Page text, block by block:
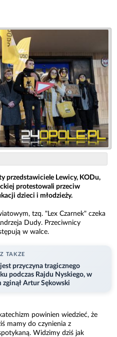
przedstawiciele Lewicy, KODu,
protestowali przeciw
dzieci i młodzieży.
tzq. "Lex Czarnek" czeka
Dudy. Przeciwnicy
w walce.
TAKZE
przyczyna tragicznego
podczas Rajdu Nyskiego, w
zginął Artur Sękowski
powinien wiedzieć, że
mamy do czynienia z
Widzimy dziś jak